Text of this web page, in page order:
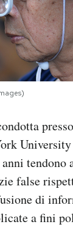
tendono
false
di
a fini